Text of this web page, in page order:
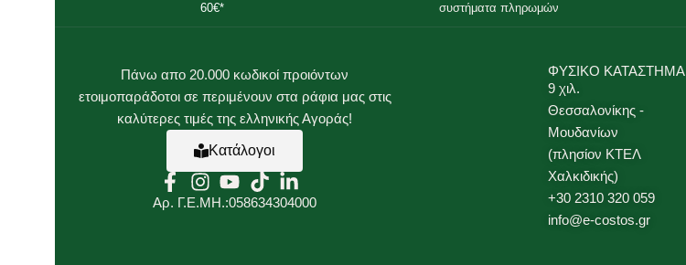
60€*
συστήματα πληρωμών
Πάνω απο 20.000 κωδικοί προιόντων
ετοιμοπαράδοτοι σε περιμένουν στα ράφια μας στις
καλύτερες τιμές της ελληνικής Αγοράς!
Κατάλογοι
Αρ. Γ.Ε.ΜΗ.:058634304000
ΦΥΣΙΚΟ ΚΑΤΑΣΤΗΜΑ
9 χιλ.
Θεσσαλονίκης -
Μουδανίων
(πλησίον ΚΤΕΛ
Χαλκιδικής)
+30 2310 320 059
info@e-costos.gr